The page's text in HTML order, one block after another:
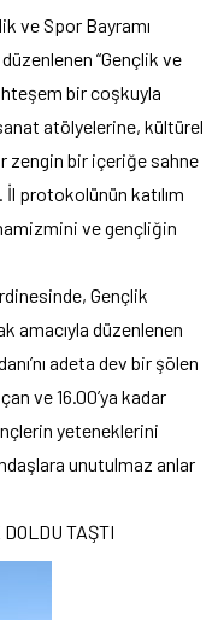
ve Spor Bayramı
“Gençlik ve
bir coşkuyla
atölyelerine, kültürel
zengin bir içeriğe sahne
İl protokolünün katılım
ve gençliğin
Gençlik
amacıyla düzenlenen
adeta dev bir şölen
ve 16.00’ya kadar
yeteneklerini
unutulmaz anlar
TAŞTI